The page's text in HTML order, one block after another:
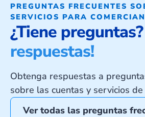
PREGUNTAS FRECUENTES
SERVICIOS PARA
¿Tiene preguntas?
respuestas!
Obtenga respuestas a
sobre las cuentas y servicios
Ver todas las preguntas